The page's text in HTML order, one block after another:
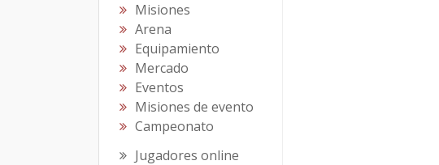
Misiones
Arena
Equipamiento
Mercado
Eventos
Misiones de evento
Campeonato
Jugadores online